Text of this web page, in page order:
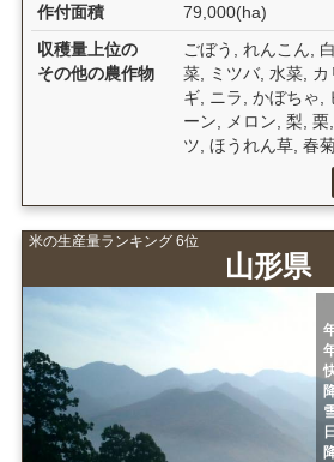
作付面積
79,000(ha)
収穫量上位の
その他の農作物
ごぼう, れんこん,
菜, ミツバ, 水菜,
ギ, ニラ, かぼちゃ,
ーン, メロン, 梨,
ツ, ほうれん草, 春
米の生産量ランキング 6位
山形県